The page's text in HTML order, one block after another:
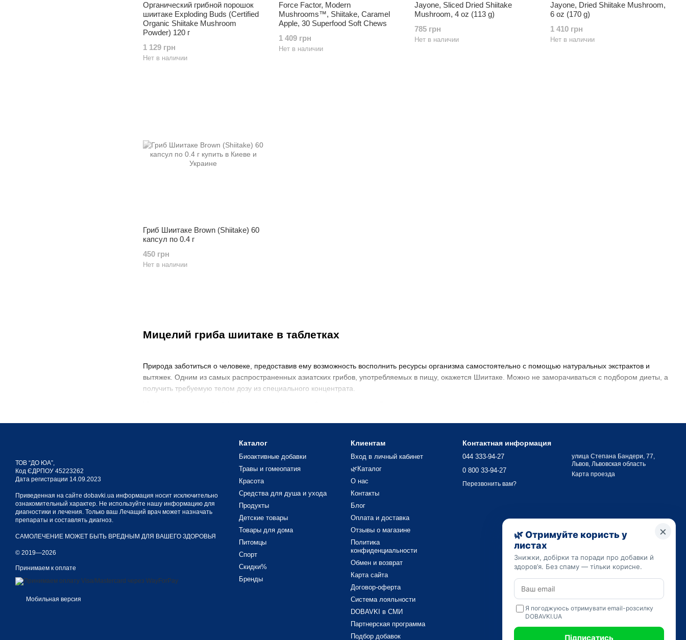
Мицелий гриба шиитаке в таблетках
Природа заботиться о человеке, предоставив ему возможность восполнить ресурсы организма самостоятельно с помощью натуральных экстрактов и
вытяжек. Одним из самых распространенных азиатских грибов, употребляемых в пищу, окажется Шиитаке. Можно не заморачиваться с подбором диеты, а
получить требуемую телом дозу из специального концентрата.
улучшает сексуальную функцию у мужчин, повышает женскую фертильность;
выступает радиопротектором от негативного воздействия окружающей среды.
Полезный состав препарата шиитаке
Биологически активная добавка обеспечит все необходимые элементы для полноценного функционирования систем организма. В состав БАДа шиитаке
медь, железо, цинк, фосфор, калий, азот. В меньшем
Регулируют обменные процессы, обеспечивают прочность костной
ткани, суставов, сердечно-сосудистой системы
Органический грибной порошок
шиитаке Exploding Buds (Certified
Organic Shiitake Mushroom
Powder) 120 г
1 129 грн
Нет в наличии
Force Factor, Modern
Mushrooms™, Shiitake, Caramel
Apple, 30 Superfood Soft Chews
1 409 грн
Нет в наличии
Jayone, Sliced Dried Shiitake
Mushroom, 4 oz (113 g)
785 грн
Нет в наличии
Jayone, Dried Shiitake Mushroom,
6 oz (170 g)
1 410 грн
Нет в наличии
Гриб Шиитаке Brown (Shiitake) 60
капсул по 0.4 г
450 грн
Нет в наличии
ТОВ “ДО ЮА”,
Код ЄДРПОУ 45223262
Дата регистрации 14.09.2023
Приведенная на сайте dobavki.ua информация носит исключительно
ознакомительный характер. Не используйте нашу информацию для
диагностики и лечения. Только ваш Лечащий врач может назначать
препараты и составлять диагноз.
САМОЛЕЧЕНИЕ МОЖЕТ БЫТЬ ВРЕДНЫМ ДЛЯ ВАШЕГО ЗДОРОВЬЯ
© 2019—2026
Принимаем к оплате
Мобильная версия
Каталог
Биоактивные добавки
Травы и гомеопатия
Красота
Средства для душа и ухода
Продукты
Детские товары
Товары для дома
Питомцы
Спорт
Скидки%
Бренды
Клиентам
Вход в личный кабинет
🌿Каталог
О нас
Контакты
Блог
Оплата и доставка
Отзывы о магазине
Политика
конфиденциальности
Обмен и возврат
Карта сайта
Договор-оферта
Система лояльности
DOBAVKI в СМИ
Партнерская программа
Подбор добавок
Контактная информация
044 333-94-27
0 800 33-94-27
Перезвонить вам?
улица Степана Бандери, 77,
Львов, Львовская область
Карта проезда